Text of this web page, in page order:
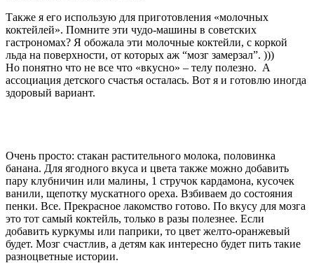
Также я его использую для приготовления «молочных
коктейлей». Помните эти чудо-машины в советских
гастрономах? Я обожала эти молочные коктейли, с коркой
льда на поверхности, от которых аж “мозг замерзал”. )))
Но понятно что не все что «вкусно» – телу полезно. А
ассоциация детского счастья осталась. Вот я и готовлю иногда
здоровый вариант.
Очень просто: стакан растительного молока, половинка
банана. Для ягодного вкуса и цвета также можно добавить
пару клубничин или малины, 1 стручок кардамона, кусочек
ванили, щепотку мускатного ореха. Взбиваем до состояния
пенки. Все. Прекрасное лакомство готово. По вкусу для мозга
это тот самый коктейль, только в разы полезнее. Если
добавить куркумы или паприки, то цвет желто-оранжевый
будет. Мозг счастлив, а детям как интересно будет пить такие
разноцветные истории.